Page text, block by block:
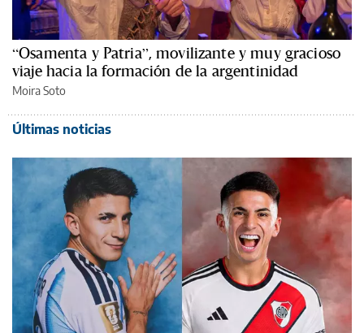
“Osamenta y Patria”, movilizante y muy gracioso
viaje hacia la formación de la argentinidad
Moira Soto
Últimas noticias